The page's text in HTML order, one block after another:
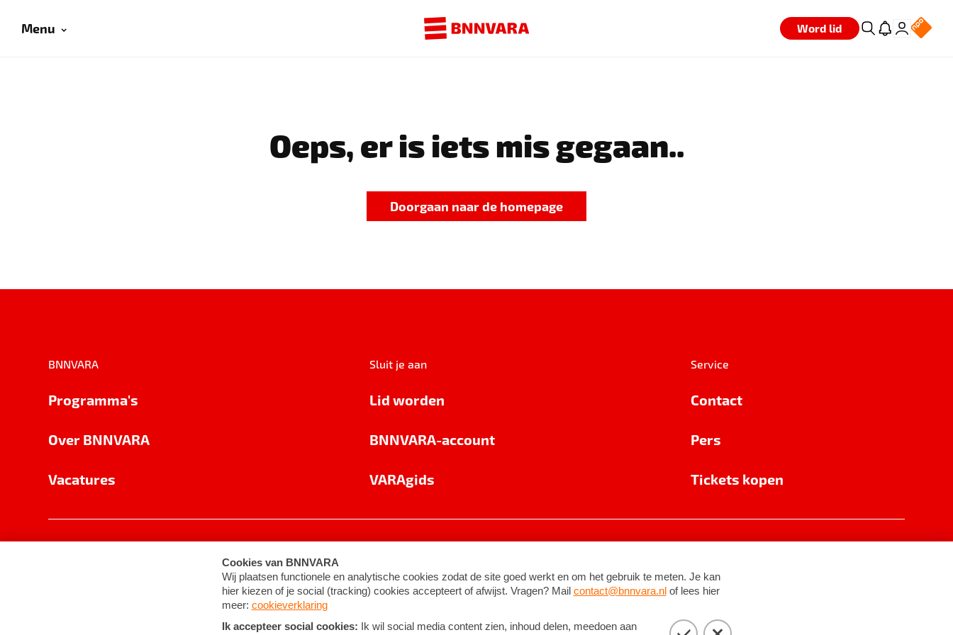
Menu Word lid
Oeps, er is iets mis gegaan..
Doorgaan naar de homepage
BNNVARA
Programma's
Over BNNVARA
Vacatures
Sluit je aan
Lid worden
BNNVARA-account
VARAgids
Service
Contact
Pers
Tickets kopen
Cookie-instellingen Algemene voorwaarden ©2026BNNVARA